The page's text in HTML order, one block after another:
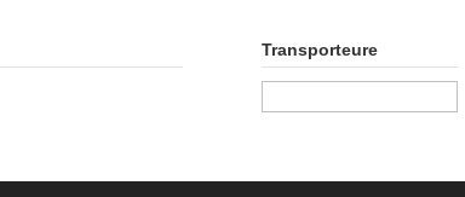
Transporteure